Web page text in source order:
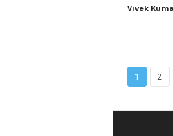
Vivek
1 2